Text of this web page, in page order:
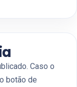
Caso o
botão de